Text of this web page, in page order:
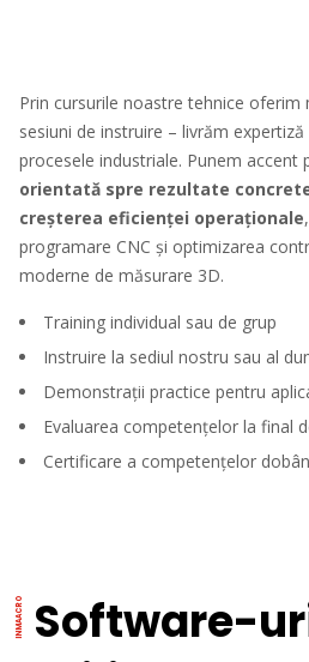
Prin cursurile noastre tehnice
sesiuni de instruire – livrăm
procesele industriale. Punem accent
orientată spre rezultate
creșterea eficienței operaționale
programare CNC și optimizarea
moderne de măsurare 3D.
Training individual sau de grup
Instruire la sediul nostru sau al
Demonstrații practice pentru
Evaluarea competențelor la final
Certificare a competențelor
Software-